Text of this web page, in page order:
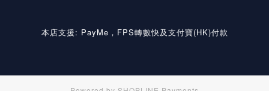
本店支援: PayMe，FPS轉數快及支付寶(HK)付款